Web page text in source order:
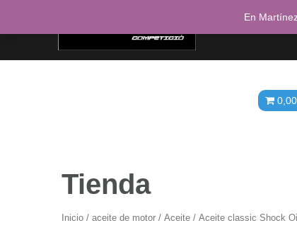
contenido
0,00
Tienda
Inicio / aceite de motor / Aceite / Aceite classic Shock
En